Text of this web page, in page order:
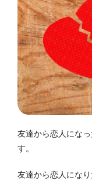
友達から恋人にな
す。
友達から恋人にな